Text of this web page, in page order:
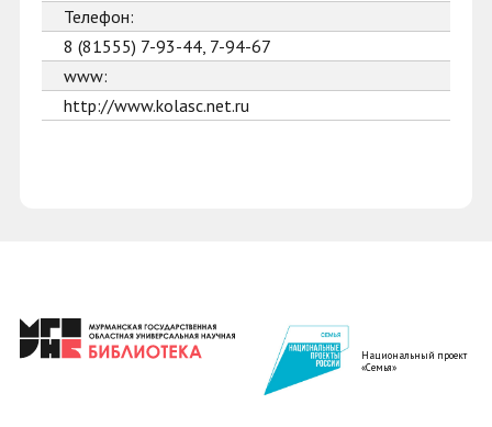
Телефон:
8 (81555) 7-93-44, 7-94-67
www:
http://www.kolasc.net.ru
Национальный проект
«Семья»